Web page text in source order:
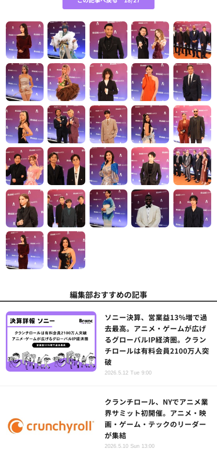
編集部おすすめの記事
ソニー決算、営業益13%増で過
去最高。アニメ・ゲームが広げ
るグローバルIP経済圏。クラン
チロールは有料会員2100万人突
破
2026.5.12 Tue 9:00
クランチロール、NYでアニメ業
界サミット初開催。アニメ・映
画・ゲーム・テックのリーダー
が集結
2026.5.10 Sun 13:00